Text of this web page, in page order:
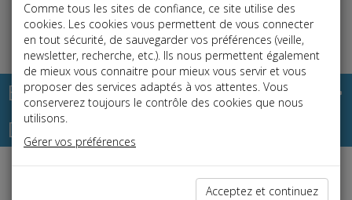
Base documentaire
Dépêches
Liste des dernières dépêches
Comme tous les sites de confiance, ce site utilise des
cookies. Les cookies vous permettent de vous connecter
en tout sécurité, de sauvegarder vos préférences (veille,
newsletter, recherche, etc.). Ils nous permettent également
de mieux vous connaitre pour mieux vous servir et vous
proposer des services adaptés à vos attentes. Vous
conserverez toujours le contrôle des cookies que nous
utilisons.
Gérer vos préférences
Acceptez et continuez